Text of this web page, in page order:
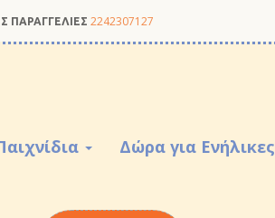
ΠΑΡΑΓΓΕΛΙΕΣ 2242307127
Δώρα για Ενήλικες